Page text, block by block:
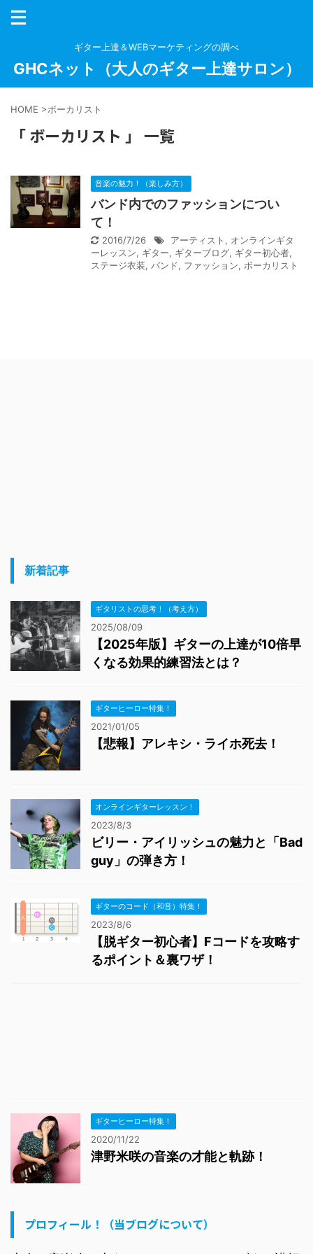
ギター上達＆WEBマーケティングの調べ
GHCネット（大人のギター上達サロン）
HOME >ボーカリスト
「 ボーカリスト 」 一覧
音楽の魅力！（楽しみ方）
バンド内でのファッションについ
て！
2016/7/26 アーティスト , オンラインギタ
ーレッスン, ギター, ギターブログ, ギター初心者,
ステージ衣装, バンド, ファッション, ボーカリスト
新着記事
ギタリストの思考！（考え方）
2025/08/09
【2025年版】ギターの上達が10倍早
くなる効果的練習法とは？
ギターヒーロー特集！
2021/01/05
【悲報】アレキシ・ライホ死去！
オンラインギターレッスン！
2023/8/3
ビリー・アイリッシュの魅力と「Bad
guy」の弾き方！
ギターのコード（和音）特集！
2023/8/6
【脱ギター初心者】Fコードを攻略す
るポイント＆裏ワザ！
ギターヒーロー特集！
2020/11/22
津野米咲の音楽の才能と軌跡！
プロフィール！（当ブログについて）